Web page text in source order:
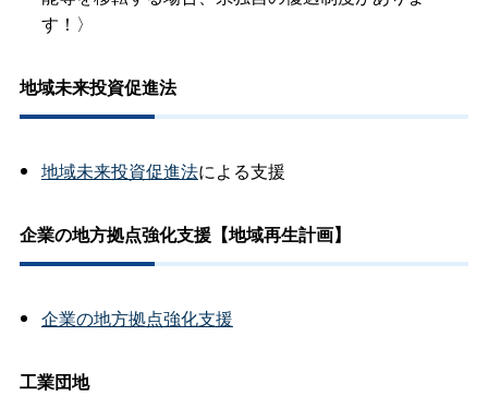
す！〉
地域未来投資促進法
地域未来投資促進法による支援
企業の地方拠点強化支援【地域再生計画】
企業の地方拠点強化支援
工業団地